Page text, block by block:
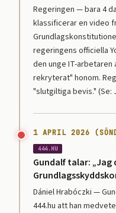
Regeringen — bara 4
klassificerar en video
regeringens officiella
den unge IT-arbetaren
rekryterat" honom.
"slutgiltiga bevis." (Se:
1 APRIL 2026
444.HU
Gundalf talar:
Dániel Hrabóczki —
444.hu att han